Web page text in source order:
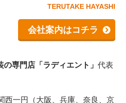
TERUTAKE HAYASHI
会社案内はコチラ
の専門店「ラディエント」代表
西一円（大阪、兵庫、奈良、京